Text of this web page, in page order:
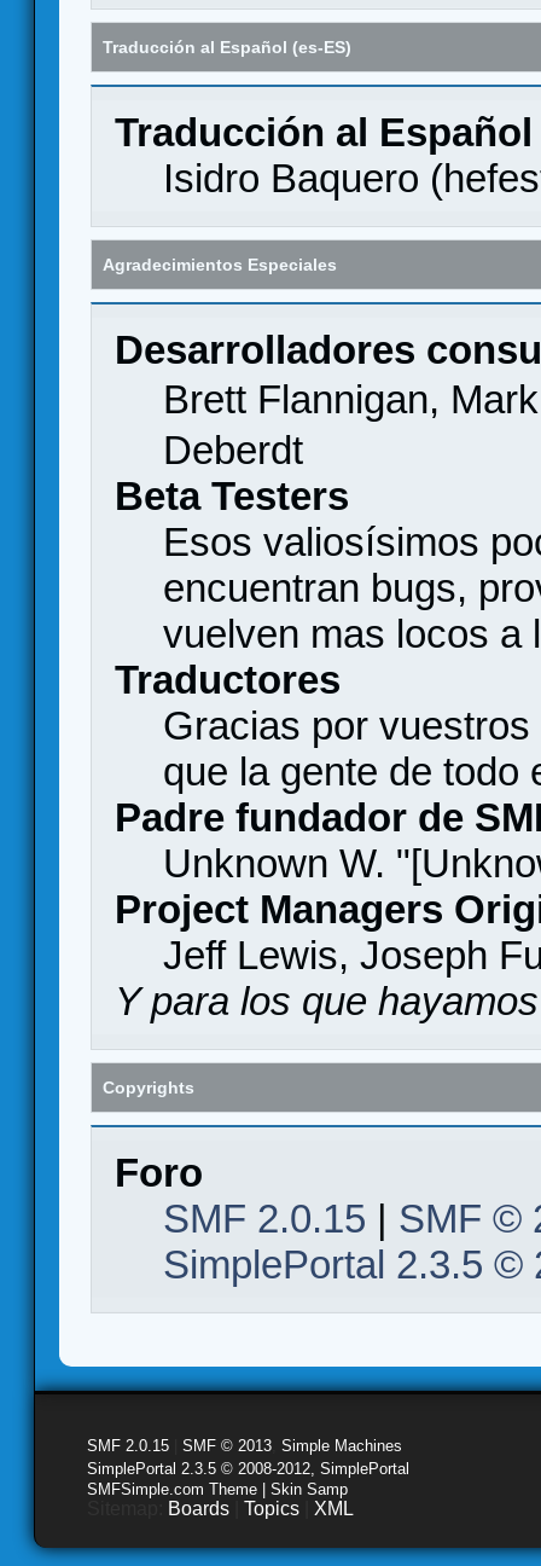
Traducción al Español (es-ES)
Traducción al Español
Isidro Baquero (
Agradecimientos Especiales
Desarrolladores
Brett Flannigan,
Deberdt
Beta Testers
Esos valiosísimos
encuentran bugs,
vuelven mas locos a
Traductores
Gracias por
que la gente de todo
Padre fundador de
Unknown W.
Project Managers
Jeff Lewis, Joseph
Y para los que
Copyrights
Foro
SMF 2.0.15 | SMF ©
SimplePortal 2.3.5 ©
SMF 2.0.15 SMF © 2013 Simple Machines
SimplePortal 2.3.5 © 2008-2012, SimplePortal
SMFSimple.com Theme | Skin Samp
Boards Topics XML